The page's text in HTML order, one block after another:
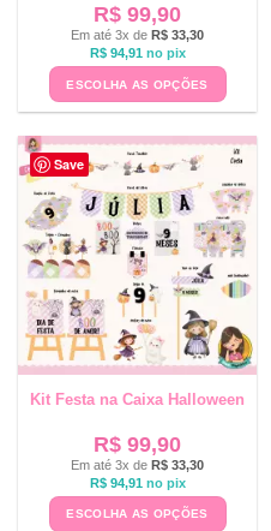
R$ 99,90
Em até 3x de R$ 33,30
R$94,91 no pix
ESCOLHA AS OPÇÕES
Save
Kit Festa na Caixa Halloween
R$ 99,90
Em até 3x de R$ 33,30
R$94,91 no pix
ESCOLHA AS OPÇÕES